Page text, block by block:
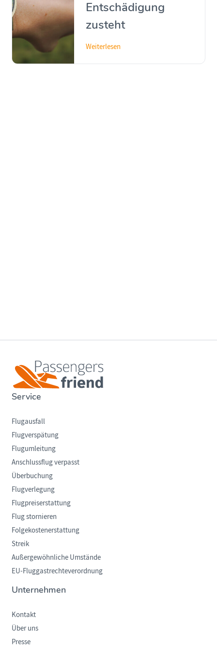
Entschädigung
zusteht
Weiterlesen
Service
Flugausfall
Flugverspätung
Flugumleitung
Anschlussflug verpasst
Überbuchung
Flugverlegung
Flugpreiserstattung
Flug stornieren
Folgekostenerstattung
Streik
Außergewöhnliche Umstände
EU-Fluggastrechteverordnung
Unternehmen
Kontakt
Über uns
Presse